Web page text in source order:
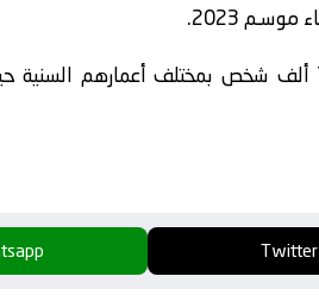
استقبل الدورى الافريقي لكرة السلة اكثر مـن 70 ألف
Twitter